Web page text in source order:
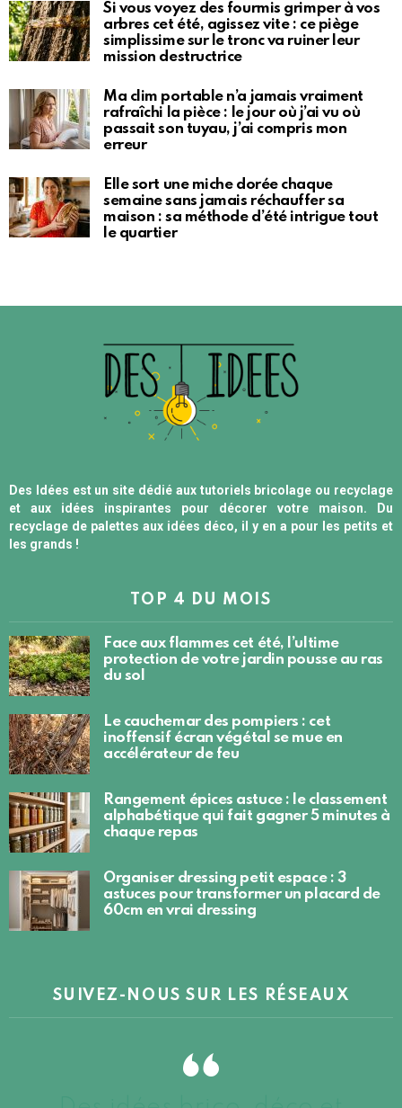
Si vous voyez des fourmis grimper à vos
arbres cet été, agissez vite : ce piège
simplissime sur le tronc va ruiner leur
mission destructrice
Ma clim portable n’a jamais vraiment
rafraîchi la pièce : le jour où j’ai vu où
passait son tuyau, j’ai compris mon
erreur
Elle sort une miche dorée chaque
semaine sans jamais réchauffer sa
maison : sa méthode d’été intrigue tout
le quartier
Des Idées est un site dédié aux tutoriels bricolage ou recyclage
et aux idées inspirantes pour décorer votre maison. Du
recyclage de palettes aux idées déco, il y en a pour les petits et
les grands !
TOP 4 DU MOIS
Face aux flammes cet été, l’ultime
protection de votre jardin pousse au ras
du sol
Le cauchemar des pompiers : cet
inoffensif écran végétal se mue en
accélérateur de feu
Rangement épices astuce : le classement
alphabétique qui fait gagner 5 minutes à
chaque repas
Organiser dressing petit espace : 3
astuces pour transformer un placard de
60cm en vrai dressing
SUIVEZ-NOUS SUR LES RÉSEAUX